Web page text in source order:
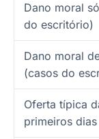
Dano moral
do escritório)
Dano moral
(casos do
Oferta típica
primeiros dias